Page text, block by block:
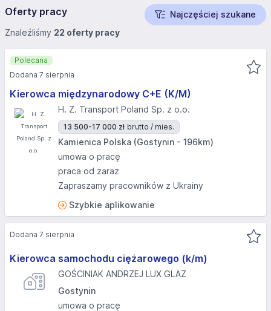
Oferty pracy
Najczęściej szukane
Znaleźliśmy 22 oferty pracy
Kierowca międzynarodowy C+E (K/M)
H. Z. Transport Poland Sp. z o.o.
13 500-17 000 zł brutto / mies.
Kamienica Polska (Gostynin - 196km)
umowa o pracę
praca od zaraz
Zapraszamy pracowników z Ukrainy
Szybkie aplikowanie
Polecana
Dodana 7 sierpnia
Kierowca samochodu ciężarowego (k/m)
GOŚCINIAK ANDRZEJ LUX GLAZ
Gostynin
umowa o pracę
Dodana 7 sierpnia